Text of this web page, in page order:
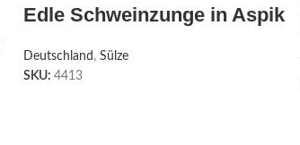
Edle Schweinzunge in Aspik
Deutschland , Sülze
SKU: 4413